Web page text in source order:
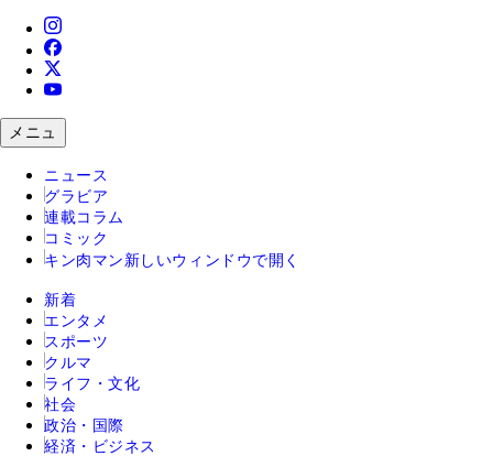
メニュ
ニュース
グラビア
連載コラム
コミック
キン肉マン 新しいウィンドウで開く
新着
エンタメ
スポーツ
クルマ
ライフ・文化
社会
政治・国際
経済・ビジネス